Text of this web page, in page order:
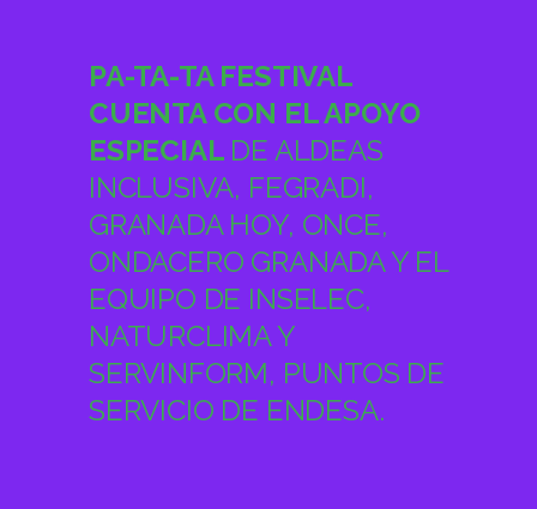
PA-TA-TA FESTIVAL
CUENTA CON EL APOYO
ESPECIAL DE ALDEAS
INCLUSIVA, FEGRADI,
GRANADA HOY, ONCE,
ONDACERO GRANADA Y EL
EQUIPO DE INSELEC,
NATURCLIMA Y
SERVINFORM, PUNTOS DE
SERVICIO DE ENDESA.